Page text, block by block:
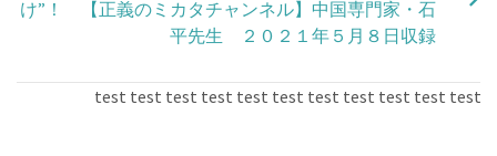
け”！ 【正義のミカタチャンネル】中国専門家・石
平先生 ２０２１年５月８日収録
test test test test test test test test test test test